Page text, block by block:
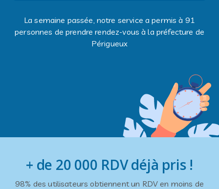
+ de 20 000 RDV déjà pris !
98% des utilisateurs obtiennent un RDV en moins de
La semaine passée, notre service a permis à 91
personnes de prendre rendez-vous à la préfecture de
Périgueux